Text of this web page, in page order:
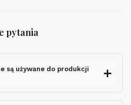
pytania
są używane do produkcji